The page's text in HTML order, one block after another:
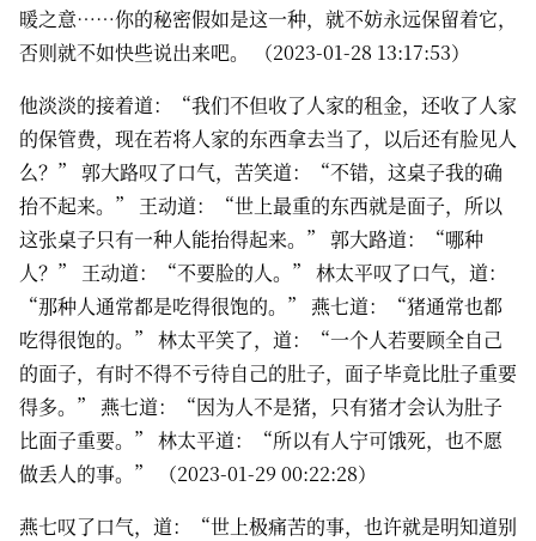
暖之意……你的秘密假如是这一种，就不妨永远保留着它，
否则就不如快些说出来吧。 （2023-01-28 13:17:53）
他淡淡的接着道：“我们不但收了人家的租金，还收了人家
的保管费，现在若将人家的东西拿去当了，以后还有脸见人
么？” 郭大路叹了口气，苦笑道：“不错，这桌子我的确
抬不起来。” 王动道：“世上最重的东西就是面子，所以
这张桌子只有一种人能抬得起来。” 郭大路道：“哪种
人？” 王动道：“不要脸的人。” 林太平叹了口气，道：
“那种人通常都是吃得很饱的。” 燕七道：“猪通常也都
吃得很饱的。” 林太平笑了，道：“一个人若要顾全自己
的面子，有时不得不亏待自己的肚子，面子毕竟比肚子重要
得多。” 燕七道：“因为人不是猪，只有猪才会认为肚子
比面子重要。” 林太平道：“所以有人宁可饿死，也不愿
做丢人的事。” （2023-01-29 00:22:28）
燕七叹了口气，道：“世上极痛苦的事，也许就是明知道别